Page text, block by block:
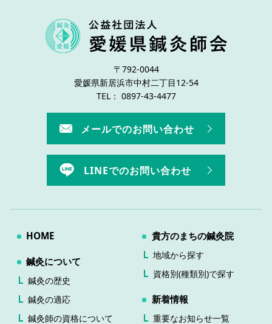
〒792-0044
愛媛県新居浜市中村二丁目12-54
TEL： 0897-43-4477
メールでのお問い合わせ
LINEでのお問い合わせ
HOME
鍼灸について
鍼灸の歴史
鍼灸の適応
鍼灸師の資格について
貴方のまちの鍼灸院
地域から探す
資格別(種類別)で探す
新着情報
重要なお知らせ一覧